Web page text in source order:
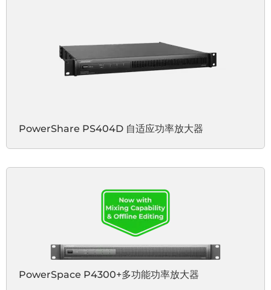
PowerShare PS404D 自适应功率放大器
PowerSpace P4300+多功能功率放大器